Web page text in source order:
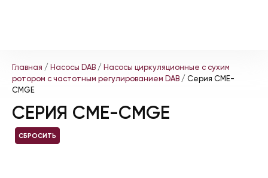
Главная / Насосы DAB / Насосы циркуляционные с сухим
ротором с частотным регулированием DAB / Серия CME-
CMGE
СЕРИЯ CME-CMGE
СБРОСИТЬ